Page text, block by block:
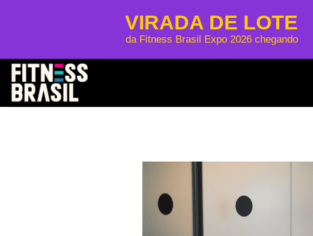
VIRADA DE LOTE
da Fitness Brasil Expo 2026 chegando
Skip
content